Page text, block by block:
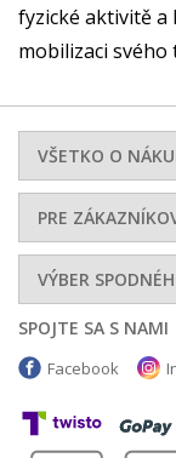
fyzické aktivitě a
mobilizaci svého
VŠETKO O
PRE
VÝBER
SPOJTE SA S NAMI
Facebook